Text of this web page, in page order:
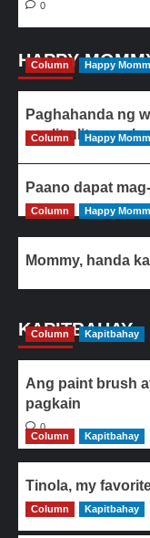
0
HAPPY
Column Happy
Paghahanda ng
paulit-ulit ang
Column Happy
Paano dapat
Column Happy
Mommy, handa
KAPITBAHAY
Column Kapitbahay
Ang paint brush
pagkain
0
Column
Kapitbahay
Tinola, my
0
Column Kapitbahay